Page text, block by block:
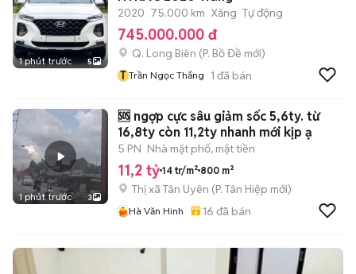
1 phút trước 5
2020 75.000 km Xăng Tự động
745.000.000 đ
Q. Long Biên (P. Bồ Đề mới)
T Trần Ngọc Thắng 1 đã bán
1 phút trước 3
🆘 ngợp cực sâu giảm sốc 5,6ty. từ
16,8ty còn 11,2ty nhanh mới kịp ạ
5 PN Nhà mặt phố, mặt tiền
11,2 tỷ 14 tr/m² 800 m²
Thị xã Tân Uyên (P. Tân Hiệp mới)
Hà Văn Hinh 16 đã bán